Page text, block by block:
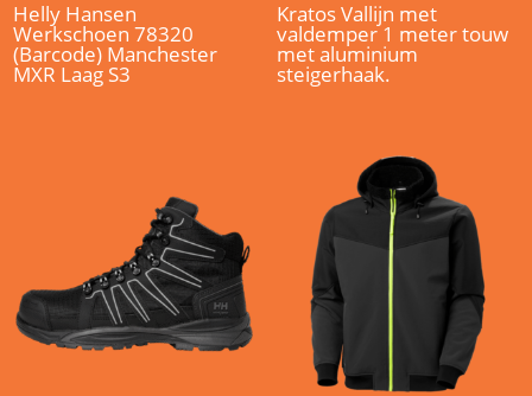
Helly Hansen
Werkschoen 78320
(Barcode) Manchester
MXR Laag S3
Kratos Vallijn met
valdemper 1 meter touw
met aluminium
steigerhaak.